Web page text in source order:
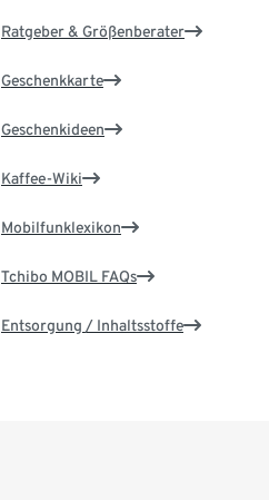
Ratgeber & Größenberater
Geschenkkarte
Geschenkideen
Kaffee-Wiki
Mobilfunklexikon
Tchibo MOBIL FAQs
Entsorgung / Inhaltsstoffe